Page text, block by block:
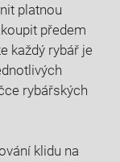
platnou
předem
‌každý ⁣rybář je
rybářských
klidu na